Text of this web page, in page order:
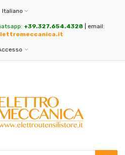
Italiano
+39.327.654.4328 | email: